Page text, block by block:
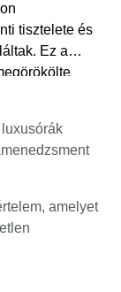
tisztelete és
Ez a
kötődést
a
és
és a
a
gyűjtői értékű
Vacheron
amelyet